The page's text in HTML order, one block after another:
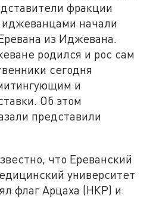
фракции
иджеванцами начали
из Иджевана.
родился и рос сам
сегодня
и
Об этом
представили
что Ереванский
университет
флаг Арцаха (НКР) и